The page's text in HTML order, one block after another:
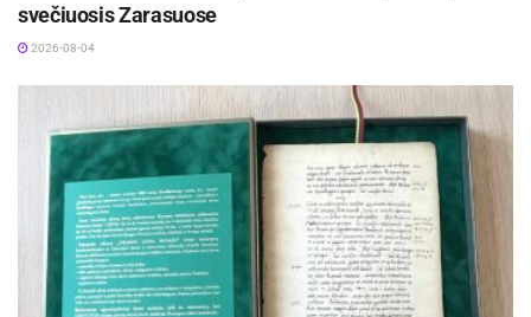
svečiuosis Zarasuose
2026-08-04